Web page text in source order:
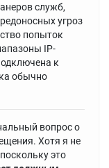
служб,
угроз
попыток
IP-
к
обычно
вопрос о
Хотя я не
это